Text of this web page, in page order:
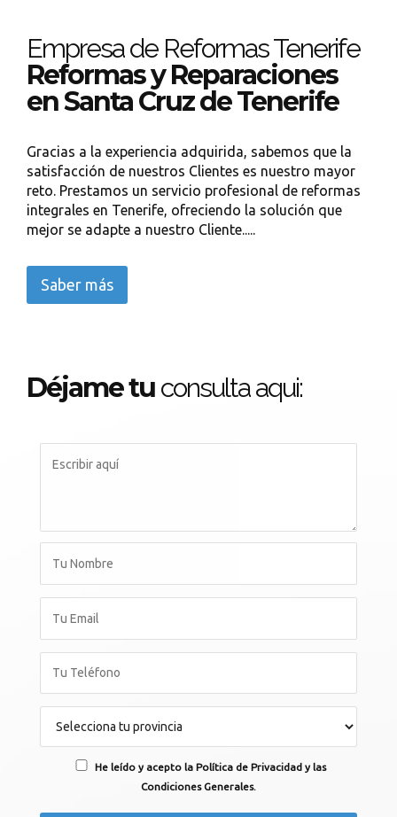
Empresa de Reformas Tenerife
Reformas y Reparaciones
en Santa Cruz de Tenerife
Gracias a la experiencia adquirida, sabemos que la
satisfacción de nuestros Clientes es nuestro mayor
reto. Prestamos un servicio profesional de reformas
integrales en Tenerife, ofreciendo la solución que
mejor se adapte a nuestro Cliente.....
Saber más
Déjame tu consulta aqui:
He leído y acepto la Política de Privacidad y las
Condiciones Generales.